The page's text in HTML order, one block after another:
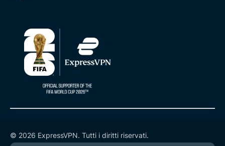
© 2026 ExpressVPN. Tutti i diritti riservati.